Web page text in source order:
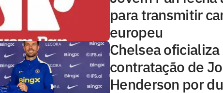
para transmitir
europeu
Chelsea oficializa
contratação de
Henderson por